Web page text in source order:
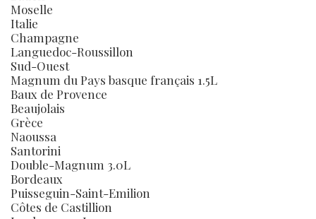
Moselle
Italie
Champagne
Languedoc-Roussillon
Sud-Ouest
Magnum du Pays basque français 1.5L
Baux de Provence
Beaujolais
Grèce
Naoussa
Santorini
Double-Magnum 3.0L
Bordeaux
Puisseguin-Saint-Emilion
Côtes de Castillion